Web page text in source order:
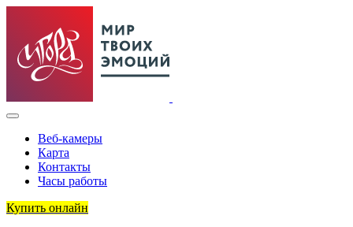
Веб-камеры
Карта
Контакты
Часы работы
Купить онлайн